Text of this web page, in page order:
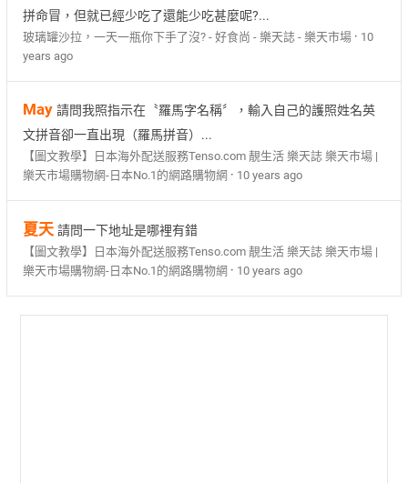
拼命冒，但就已經少吃了還能少吃甚麼呢?...
玻璃罐沙拉，一天一瓶你下手了沒? - 好食尚 - 樂天誌 - 樂天市場 · 10
years ago
May 請問我照指示在〝羅馬字名稱〞，輸入自己的護照姓名英
文拼音卻一直出現（羅馬拼音）...
【圖文教學】日本海外配送服務Tenso.com 靚生活 樂天誌 樂天市場 |
樂天市場購物網-日本No.1的網路購物網 · 10 years ago
夏天 請問一下地址是哪裡有錯
【圖文教學】日本海外配送服務Tenso.com 靚生活 樂天誌 樂天市場 |
樂天市場購物網-日本No.1的網路購物網 · 10 years ago